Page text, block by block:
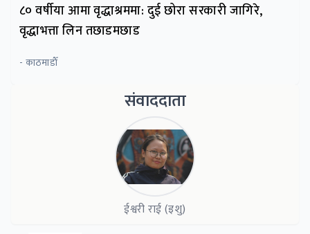
८० वर्षीया आमा वृद्धाश्रममा: दुई छोरा सरकारी जागिरे,
वृद्धाभत्ता लिन तछाडमछाड
- काठमाडाैँ
संवाददाता
ईश्वरी राई (इशु)